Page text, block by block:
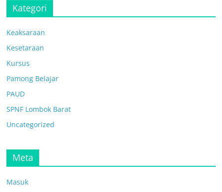
Kategori
Keaksaraan
Kesetaraan
Kursus
Pamong Belajar
PAUD
SPNF Lombok Barat
Uncategorized
Meta
Masuk